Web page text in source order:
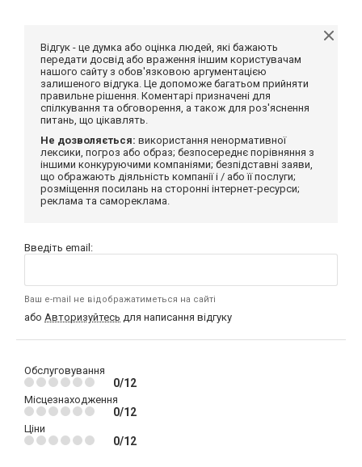
Відгук - це думка або оцінка людей, які бажають
передати досвід або враження іншим користувачам
нашого сайту з обов'язковою аргументацією
залишеного відгука. Це допоможе багатьом прийняти
правильне рішення. Коментарі призначені для
спілкування та обговорення, а також для роз'яснення
питань, що цікавлять.
Не дозволяється: використання ненормативної
лексики, погроз або образ; безпосереднє порівняння з
іншими конкуруючими компаніями; безпідставні заяви,
що ображають діяльність компанії і / або її послуги;
розміщення посилань на сторонні інтернет-ресурси;
реклама та самореклама.
Введіть email:
Ваш e-mail не відображатиметься на сайті
або Авторизуйтесь для написання відгуку
Обслуговування
0/12
Місцезнаходження
0/12
Ціни
0/12